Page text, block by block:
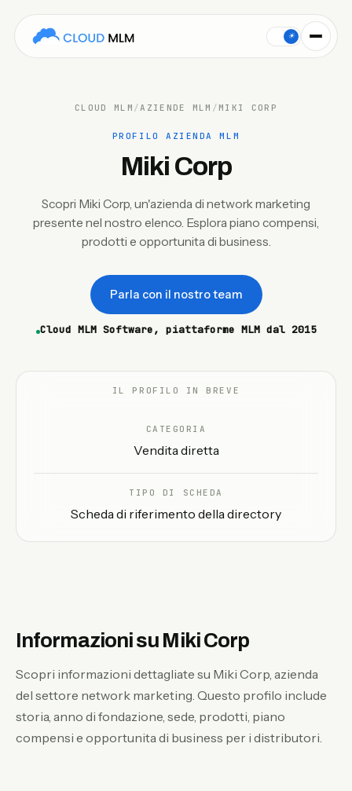
☀
IT
CLOUD MLM /AZIENDE MLM / MIKI CORP
PROFILO AZIENDA MLM
Miki Corp
Scopri Miki Corp, un'azienda di network marketing
presente nel nostro elenco. Esplora piano compensi,
prodotti e opportunita di business.
Parla con il nostro team
Cloud MLM Software, piattaforme MLM dal 2015
IL PROFILO IN BREVE
CATEGORIA
Vendita diretta
TIPO DI SCHEDA
Scheda di riferimento della directory
Informazioni su Miki Corp
Scopri informazioni dettagliate su Miki Corp, azienda
del settore network marketing. Questo profilo include
storia, anno di fondazione, sede, prodotti, piano
compensi e opportunita di business per i distributori.